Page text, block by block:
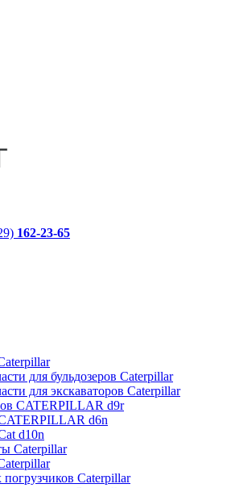
162-23-65
для бульдозеров Caterpillar
для экскаваторов Caterpillar
CATERPILLAR d9r
CATERPILLAR d6n
d10n
Caterpillar
Caterpillar